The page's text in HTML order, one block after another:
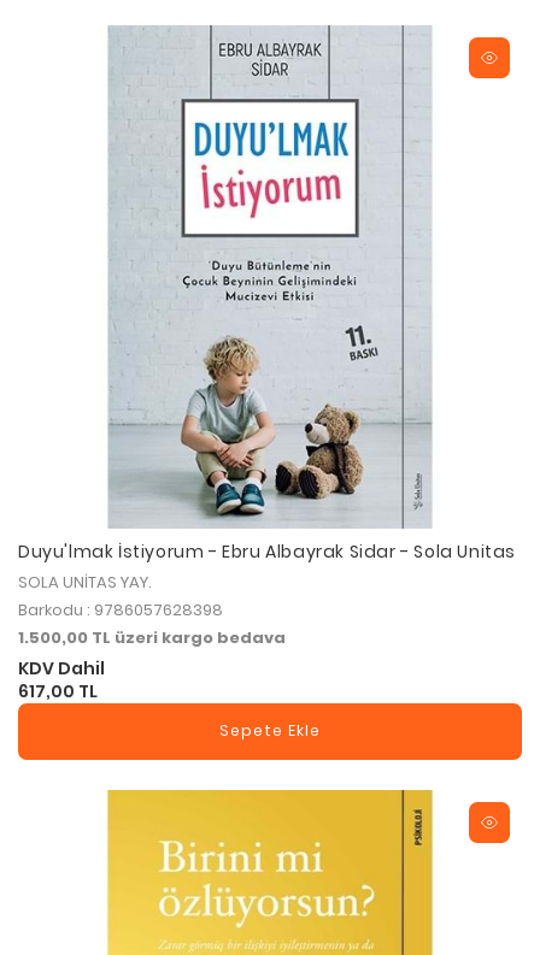
Duyu'lmak İstiyorum - Ebru Albayrak Sidar - Sola Unitas
SOLA UNİTAS YAY.
Barkodu : 9786057628398
1.500,00 TL üzeri kargo bedava
KDV Dahil
617,00 TL
Sepete Ekle